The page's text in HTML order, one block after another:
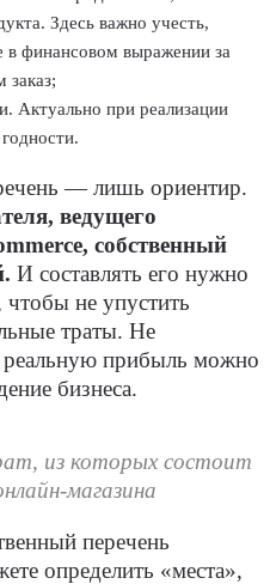
Здесь важно учесть,
в финансовом выражении за
заказ;
Актуально при реализации
— лишь ориентир.
ведущего
собственный
И составлять его нужно
чтобы не упустить
траты. Не
реальную прибыль можно
бизнеса.
из которых состоит
магазина
перечень
определить «места»,